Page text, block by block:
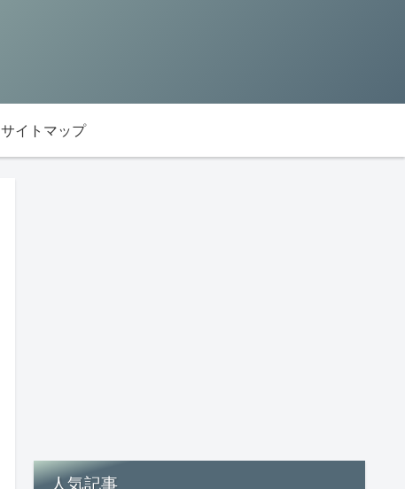
サイトマップ
人気記事